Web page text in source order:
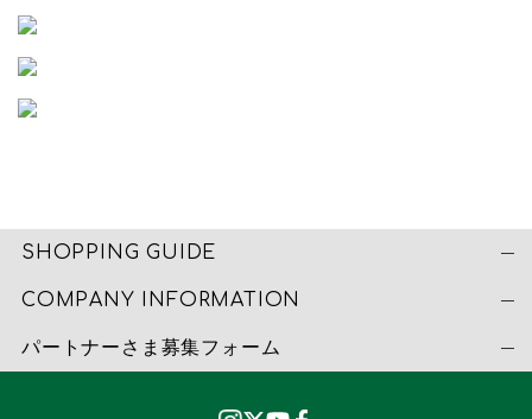
SHOPPING GUIDE
COMPANY INFORMATION
パートナーさま募集フォーム